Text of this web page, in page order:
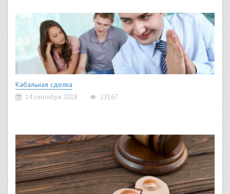
Кабальная сделка
14 сентября 2018 23167